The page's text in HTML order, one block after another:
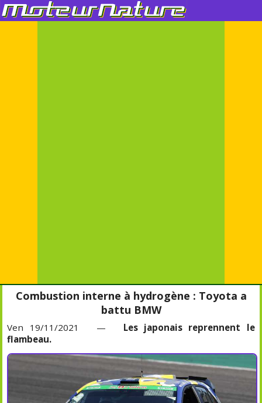
Combustion interne à hydrogène : Toyota a
battu BMW
Ven 19/11/2021 — Les japonais reprennent le
flambeau.